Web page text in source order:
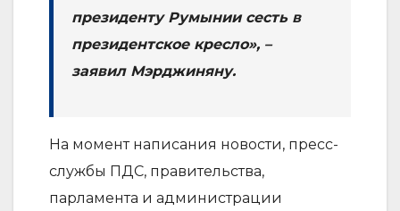
президенту Румынии сесть в
президентское кресло», –
заявил Мэрджиняну.
На момент написания новости, пресс-
службы ПДС, правительства,
парламента и администрации